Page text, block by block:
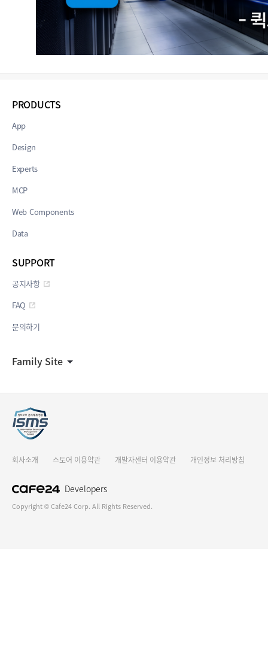
Developers
Family Site
PRODUCTS
App
Design
Experts
MCP
Web Components
Data
SUPPORT
공지사항
FAQ
문의하기
회사소개 스토어 이용약관 개발자센터 이용약관 개인정보 처리방침
Copyright © Cafe24 Corp. All Rights Reserved.